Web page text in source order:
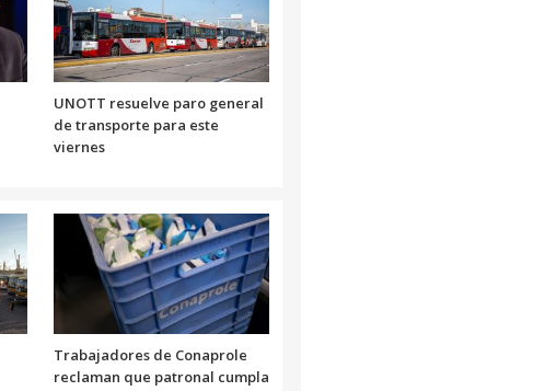
UNOTT resuelve paro general
de transporte para este
viernes
Trabajadores de Conaprole
reclaman que patronal cumpla